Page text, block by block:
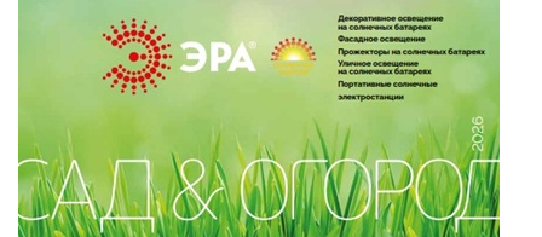
ЛЕНТЫ СВЕТОДИОДНЫЕ (LED
ЛЕНТЫ)
ЛИНЕЙНЫЕ СВЕТОДИОДНЫЕ
СВЕТИЛЬНИКИ
ЛЮСТРЫ
МОДУЛЬНЫЕ СИСТЕМЫ